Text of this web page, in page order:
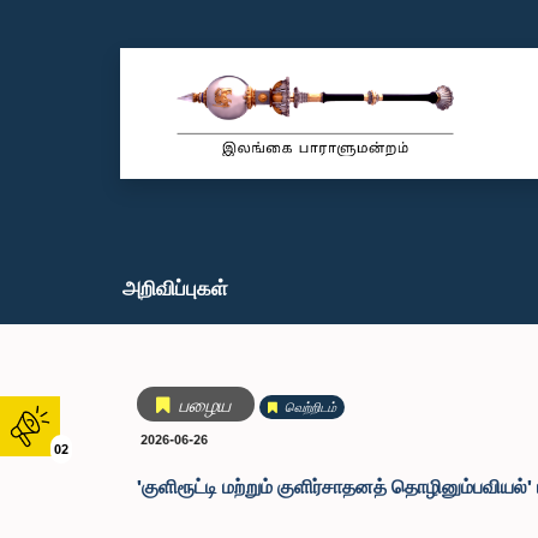
02
அறிவிப்புகள்
பழைய
வெற்றிடம்
2026-06-26
'குளிரூட்டி மற்றும் குளிர்சாதனத்